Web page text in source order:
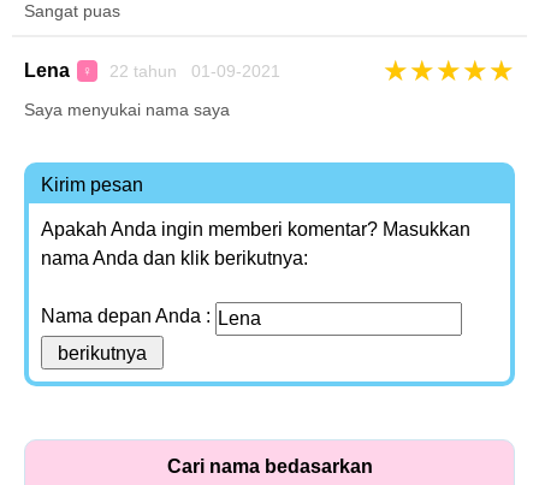
Sangat puas
Lena ♀ 22 tahun 01-09-2021 ★★★★★
Saya menyukai nama saya
Kirim pesan
Apakah Anda ingin memberi komentar? Masukkan
nama Anda dan klik berikutnya:
Nama depan Anda :
Cari nama bedasarkan